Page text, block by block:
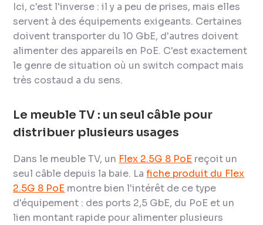
Ici, c'est l'inverse : il y a peu de prises, mais elles
servent à des équipements exigeants. Certaines
doivent transporter du 10 GbE, d'autres doivent
alimenter des appareils en PoE. C'est exactement
le genre de situation où un switch compact mais
très costaud a du sens.
Le meuble TV : un seul câble pour
distribuer plusieurs usages
Dans le meuble TV, un Flex 2.5G 8 PoE reçoit un
seul câble depuis la baie. Lafiche produit du Flex
2.5G 8 PoE montre bien l'intérêt de ce type
d'équipement : des ports 2,5 GbE, du PoE et un
lien montant rapide pour alimenter plusieurs